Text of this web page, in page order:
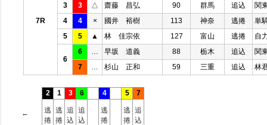
7R
3
3 △ 齋藤 昌弘 90 群馬 追込
関
4
4 × 國井 裕樹 113 神奈 逃捲
単
5
5 ▲ 林 佳宗依 127 富山 逃捲 自
6
6 早坂 道義 88 栃木 追込
関
7
杉山 正和 59 三重 追込 林
←
2
逃
捲
1
逃
捲
3
追
込
6
追
込
4
逃
捲
5
逃
捲
7
追
込